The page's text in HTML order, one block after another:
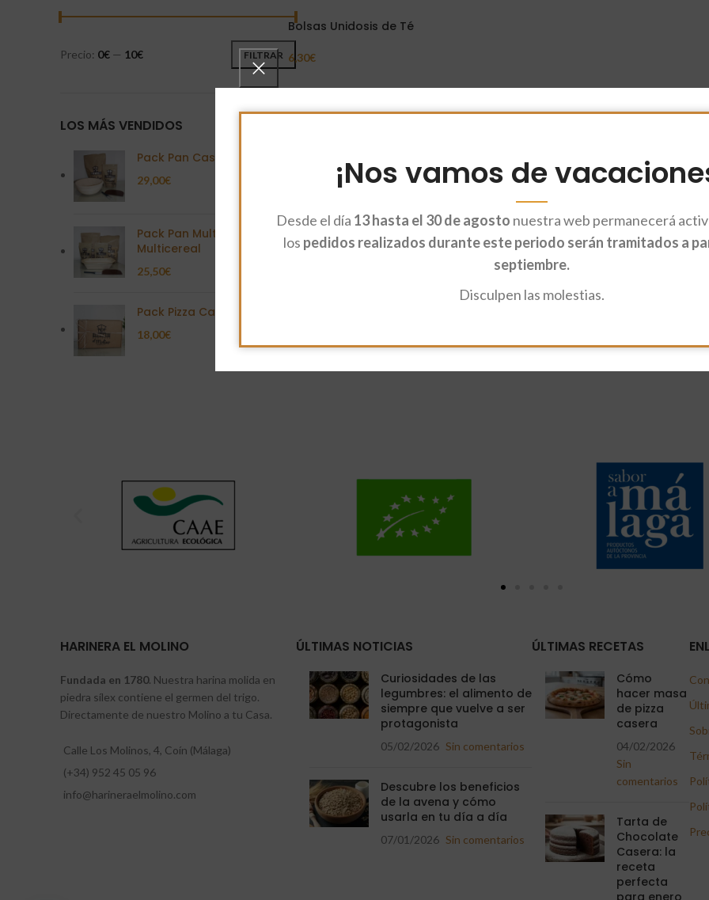
¡Nos vamos de
Desde el día 13 hasta el 30 de agosto nuestra web permanecerá
los pedidos realizados durante este periodo serán tramitados a
septiembre.
Disculpen las molestias.
FILTRAR
Precio: 0€ — 10€
LOS MÁS VENDIDOS
Pack Pan Casero
29,00€
Pack Pan Multisemilla
Multicereal
25,50€
Pack Pizza Casera
18,00€
Bolsas Unidosis de Té
6,30€
Añadir Al Carrito
HARINERA EL MOLINO
Fundada en 1780. Nuestra harina molida en
piedra sílex contiene el germen del trigo.
Directamente de nuestro Molino a tu Casa.
Calle Los Molinos, 4, Coín (Málaga)
(+34) 952 45 05 96
info@harineraelmolino.com
ÚLTIMAS NOTICIAS
Curiosidades de las
legumbres: el alimento de
siempre que vuelve a ser
protagonista
05/02/2026 Sin comentarios
Descubre los beneficios
de la avena y cómo
usarla en tu día a día
07/01/2026 Sin comentarios
ÚLTIMAS RECETAS
Cómo
hacer masa
de pizza
casera
04/02/2026
Sin
comentarios
Tarta de
Chocolate
Casera: la
receta
perfecta
para enero